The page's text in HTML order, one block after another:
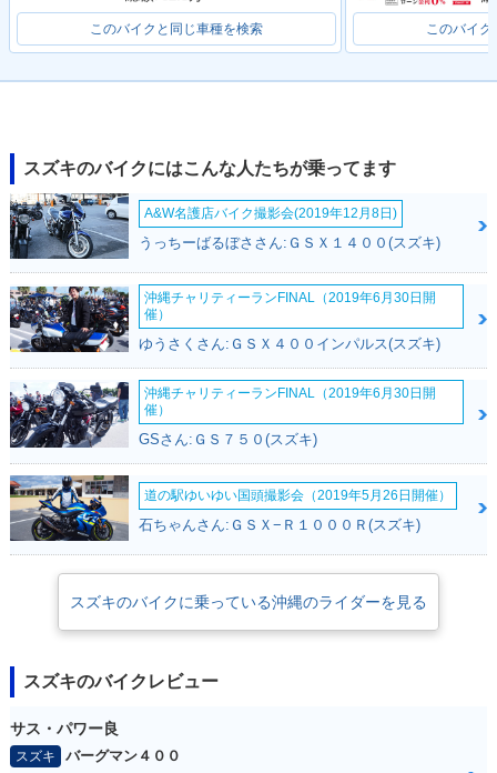
このバイクと同じ車種を検索 このバイク
スズキのバイクにはこんな人たちが乗ってます
A&W名護店バイク撮影会(2019年12月8日)
うっちーばるぼささん:ＧＳＸ１４００(スズキ)
沖縄チャリティーランFINAL（2019年6月30日開
催）
ゆうさくさん:ＧＳＸ４００インパルス(スズキ)
沖縄チャリティーランFINAL（2019年6月30日開
催）
GSさん:ＧＳ７５０(スズキ)
道の駅ゆいゆい国頭撮影会（2019年5月26日開催）
石ちゃんさん:ＧＳＸ−Ｒ１０００Ｒ(スズキ)
スズキのバイクに乗っている沖縄のライダーを見る
スズキのバイクレビュー
サス・パワー良
スズキ
バーグマン４００